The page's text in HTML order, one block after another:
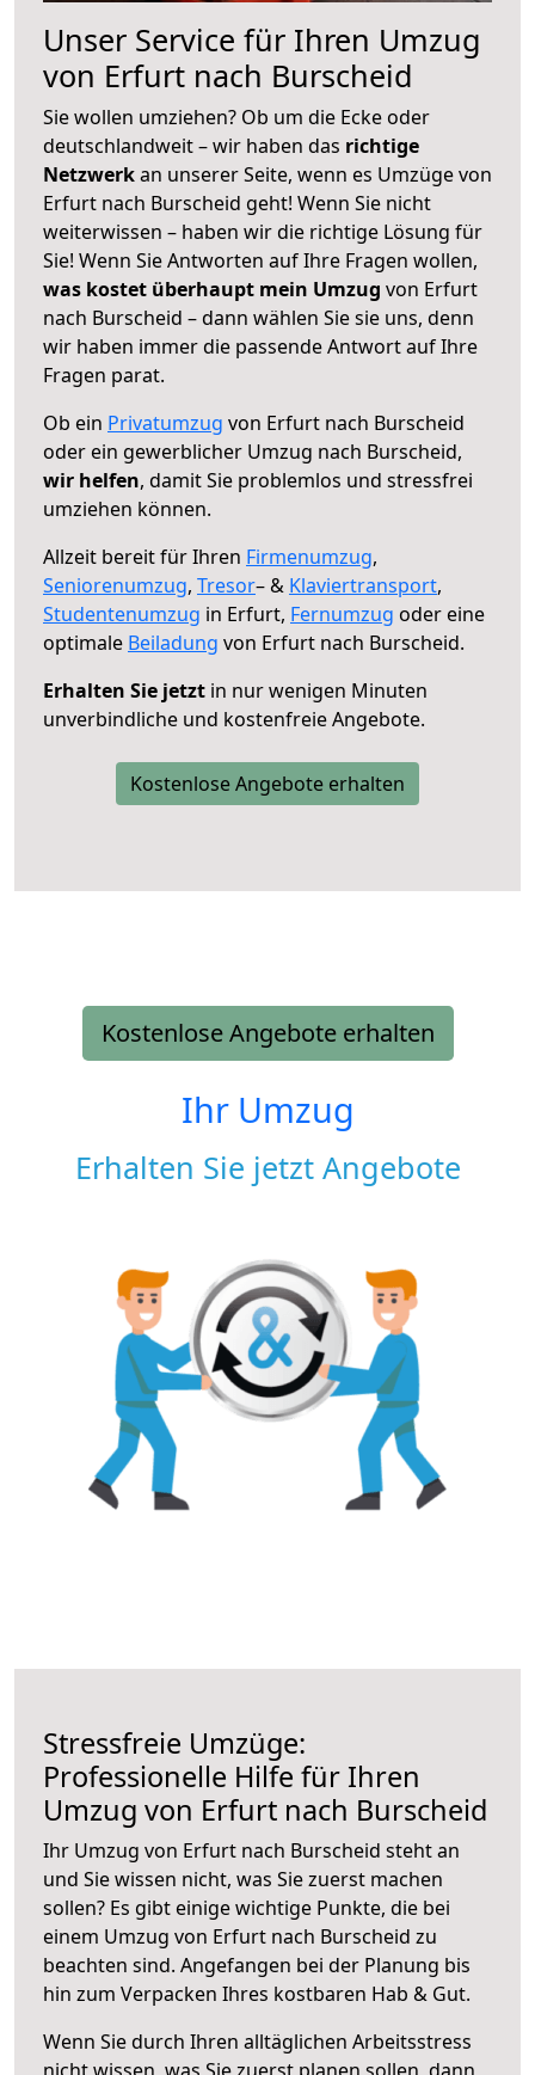
Unser Service für Ihren Umzug
von Erfurt nach Burscheid
Sie wollen umziehen? Ob um die Ecke oder
deutschlandweit – wir haben das richtige
Netzwerkan unserer Seite, wenn es Umzüge von
Erfurt nach Burscheid geht! Wenn Sie nicht
weiterwissen – haben wir die richtige Lösung für
Sie! Wenn Sie Antworten auf Ihre Fragen wollen,
was kostet überhaupt mein Umzug von Erfurt
nach Burscheid – dann wählen Sie sie uns, denn
wir haben immer die passende Antwort auf Ihre
Fragen parat.
Ob ein Privatumzug von Erfurt nach Burscheid
oder ein gewerblicher Umzug nach Burscheid,
wir helfen, damit Sie problemlos und stressfrei
umziehen können.
Allzeit bereit für Ihren Firmenumzug,
Seniorenumzug, Tresor– & Klaviertransport,
Studentenumzug in Erfurt, Fernumzug oder eine
optimale Beiladung von Erfurt nach Burscheid.
Erhalten Sie jetzt in nur wenigen Minuten
unverbindliche und kostenfreie Angebote.
Kostenlose Angebote erhalten
Kostenlose Angebote erhalten
Ihr Umzug
Erhalten Sie jetzt Angebote
Stressfreie Umzüge:
Professionelle Hilfe für Ihren
Umzug von Erfurt nach Burscheid
Ihr Umzug von Erfurt nach Burscheid steht an
und Sie wissen nicht, was Sie zuerst machen
sollen? Es gibt einige wichtige Punkte, die bei
einem Umzug von Erfurt nach Burscheid zu
beachten sind. Angefangen bei der Planung bis
hin zum Verpacken Ihres kostbaren Hab & Gut.
Wenn Sie durch Ihren alltäglichen Arbeitsstress